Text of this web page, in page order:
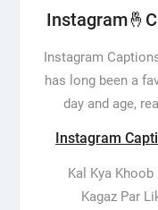
Instagram
has long been a
day and age,
Instagram
Kal Kya
Kagaz Par